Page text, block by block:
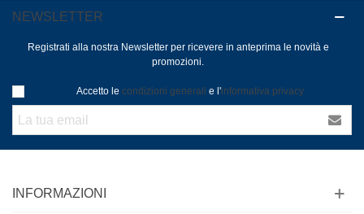
NEWSLETTER
Registrati alla nostra Newsletter per ricevere in anteprima le novità e
promozioni.
Accetto le condizioni generali e l'informativa privacy
INFORMAZIONI